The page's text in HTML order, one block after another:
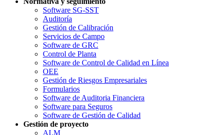
Software SG-SST
Auditoría
Gestión de Calibración
Servicios de Campo
Software de GRC
Control de Planta
Software de Control de Calidad en Línea
OEE
Gestión de Riesgos Empresariales
Formularios
Software de Auditoria Financiera
Software para Seguros
Software de Gestión de Calidad
Gestión de proyecto
ALM